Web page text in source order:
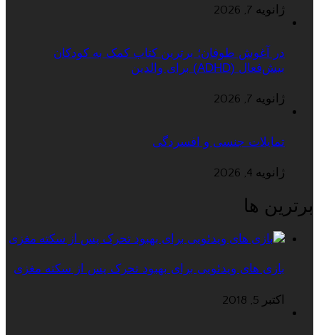
ژانویه 7, 2026
در آغوش طوفان؛ برترین کتاب کمک به کودکان
بیش‌فعال (ADHD) برای والدین
ژانویه 7, 2026
تمایلات جنسی و افسردگی
ژانویه 4, 2026
برترین ها
بازی های ویدئویی برای بهبود تحرک پس از سکته مغزی
اکتبر 5, 2018